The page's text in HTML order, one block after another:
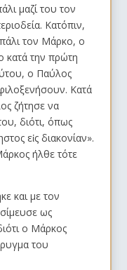
μαζί του τον
Κατόπιν,
τον Μάρκο, ο
κατά την πρώτη
ο Παύλος
Κατά
ζήτησε να
διότι, όπως
εἰς διακονίαν».
ήλθε τότε
και με τον
ως
ο Μάρκος
του